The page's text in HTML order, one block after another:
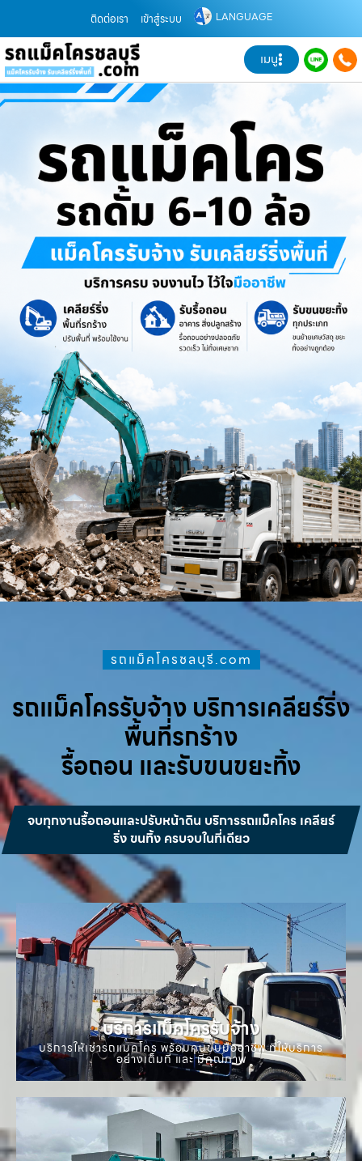
ติดต่อเรา เข้าสู่ระบบ LANGUAGE
เมนู
รถแม็คโครชลบุรี.com
รถแม็คโครรับจ้าง บริการเคลียร์ริ่ง
พื้นที่รกร้าง
รื้อถอน และรับขนขยะทิ้ง
จบทุกงานรื้อถอนและปรับหน้าดิน บริการรถแม็คโคร เคลียร์
ริ่ง ขนทิ้ง ครบจบในที่เดียว
บริการแม็คโครรับจ้าง
บริการให้เช่ารถแมคโคร พร้อมคนขับมืออาชีพ ที่ให้บริการ
อย่างเต็มที่ และ มีคุณภาพ